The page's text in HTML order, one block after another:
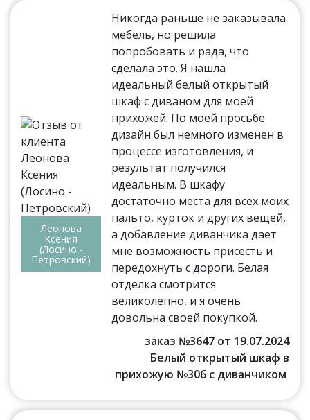
Леонова
Ксения
(Лосино -
Петровский)
Никогда раньше не заказывала
мебель, но решила
попробовать и рада, что
сделала это. Я нашла
идеальный белый открытый
шкаф с диваном для моей
прихожей. По моей просьбе
дизайн был немного изменен в
процессе изготовления, и
результат получился
идеальным. В шкафу
достаточно места для всех моих
пальто, курток и других вещей,
а добавление диванчика дает
мне возможность присесть и
передохнуть с дороги. Белая
отделка смотрится
великолепно, и я очень
довольна своей покупкой.
заказ №3647 от 19.07.2024
Белый открытый шкаф в
прихожую №306 с диванчиком